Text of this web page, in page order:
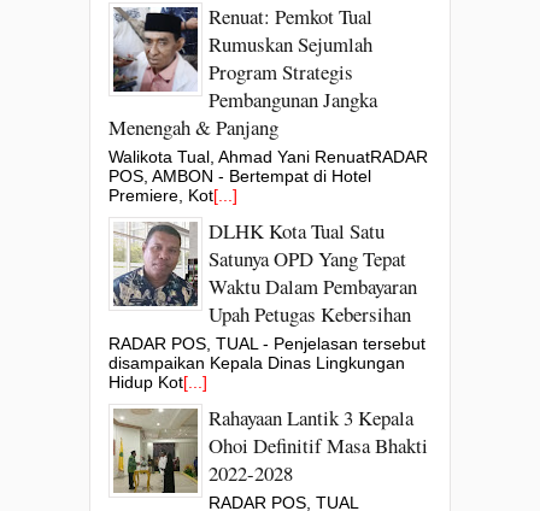
Renuat: Pemkot Tual
Rumuskan Sejumlah
Program Strategis
Pembangunan Jangka
Menengah & Panjang
Walikota Tual, Ahmad Yani RenuatRADAR
POS, AMBON - Bertempat di Hotel
Premiere, Kot[...]
DLHK Kota Tual Satu
Satunya OPD Yang Tepat
Waktu Dalam Pembayaran
Upah Petugas Kebersihan
RADAR POS, TUAL - Penjelasan tersebut
disampaikan Kepala Dinas Lingkungan
Hidup Kot[...]
Rahayaan Lantik 3 Kepala
Ohoi Definitif Masa Bhakti
2022-2028
RADAR POS, TUAL